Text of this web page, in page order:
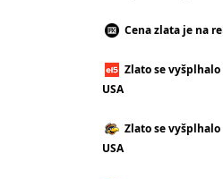
Cena zlata je na
Zlato se
USA
Zlato se
USA